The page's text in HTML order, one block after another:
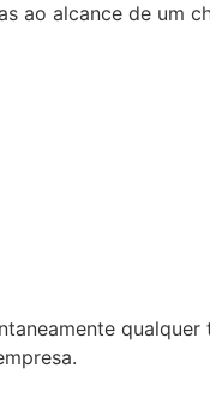
ao alcance de um